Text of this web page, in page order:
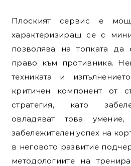
Плоският сервис е мощен тенис сервис,
характеризиращ се с
позволява на топката
право към противника.
техниката и
критичен компонент от
стратегия, като
овладяват това
забележителен успех на
в неговото развитие
методологиите на